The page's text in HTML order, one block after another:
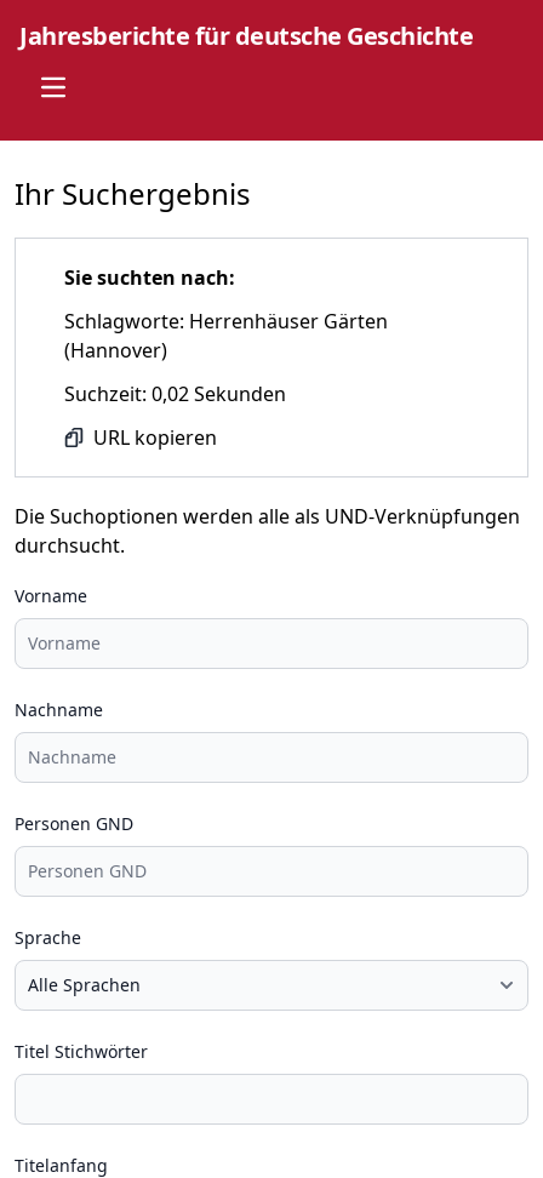
Jahresberichte für deutsche Geschichte
Open main menu
Ihr Suchergebnis
Sie suchten nach:
Schlagworte: Herrenhäuser Gärten
(Hannover)
Suchzeit: 0,02 Sekunden
URL kopieren
Die Suchoptionen werden alle als UND-Verknüpfungen
durchsucht.
Vorname
Nachname
Personen GND
Sprache
Titel Stichwörter
Titelanfang